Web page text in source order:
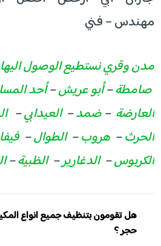
مهندس – فني
مدن وقري نستطيع الوصول اليها
صامطة–أبو عريش–أحد
العارضة –ضمد– العيدابي–
الحرث– هروب– الطوال–
الكربوس– الدغارير– الظبية–
هل تقومون بتنظيف جميع انواع
حجر ؟